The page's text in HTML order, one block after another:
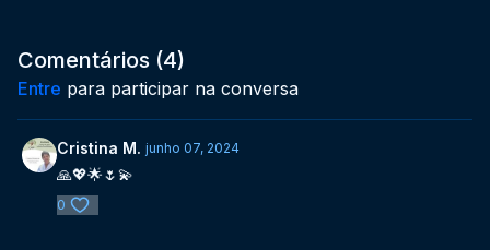
Comentários (4)
Entre para participar na conversa
Cristina M. junho 07, 2024
🙏💖🌟🌷💫
0